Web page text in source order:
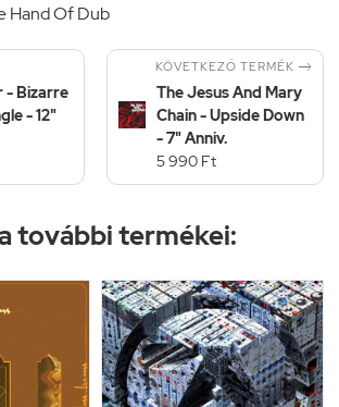
Hand Of Dub
- Bizarre
- 12"
KÖVETKEZŐ TERMÉK 
The Jesus And Mary
Chain - Upside Down
- 7" Anniv.
5 990 Ft
további termékei: